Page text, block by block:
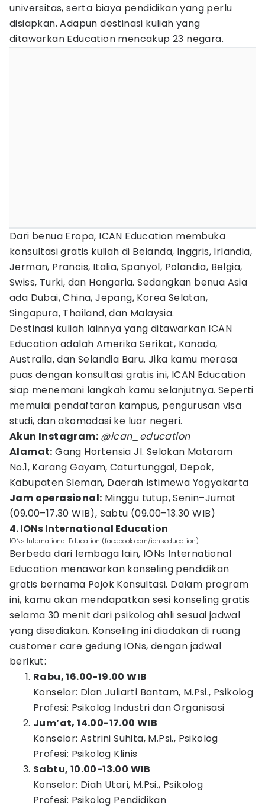
universitas, serta biaya pendidikan yang perlu
disiapkan. Adapun destinasi kuliah yang
ditawarkan Education mencakup 23 negara.
Dari benua Eropa, ICAN Education membuka
konsultasi gratis kuliah di Belanda, Inggris, Irlandia,
Jerman, Prancis, Italia, Spanyol, Polandia, Belgia,
Swiss, Turki, dan Hongaria. Sedangkan benua Asia
ada Dubai, China, Jepang, Korea Selatan,
Singapura, Thailand, dan Malaysia.
Destinasi kuliah lainnya yang ditawarkan ICAN
Education adalah Amerika Serikat, Kanada,
Australia, dan Selandia Baru. Jika kamu merasa
puas dengan konsultasi gratis ini, ICAN Education
siap menemani langkah kamu selanjutnya. Seperti
memulai pendaftaran kampus, pengurusan visa
studi, dan akomodasi ke luar negeri.
Akun Instagram: @ican_education
Alamat: Gang Hortensia Jl. Selokan Mataram
No.1, Karang Gayam, Caturtunggal, Depok,
Kabupaten Sleman, Daerah Istimewa Yogyakarta
Jam operasional: Minggu tutup, Senin–Jumat
(09.00–17.30 WIB), Sabtu (09.00–13.30 WIB)
4. IONs International Education
IONs International Education (facebook.com/ionseducation)
Berbeda dari lembaga lain, IONs International
Education menawarkan konseling pendidikan
gratis bernama Pojok Konsultasi. Dalam program
ini, kamu akan mendapatkan sesi konseling gratis
selama 30 menit dari psikolog ahli sesuai jadwal
yang disediakan. Konseling ini diadakan di ruang
customer care gedung IONs, dengan jadwal
berikut:
Rabu, 16.00-19.00 WIB
Konselor: Dian Juliarti Bantam, M.Psi., Psikolog
Profesi: Psikolog Industri dan Organisasi
Jum’at, 14.00-17.00 WIB
Konselor: Astrini Suhita, M.Psi., Psikolog
Profesi: Psikolog Klinis
Sabtu, 10.00-13.00 WIB
Konselor: Diah Utari, M.Psi., Psikolog
Profesi: Psikolog Pendidikan